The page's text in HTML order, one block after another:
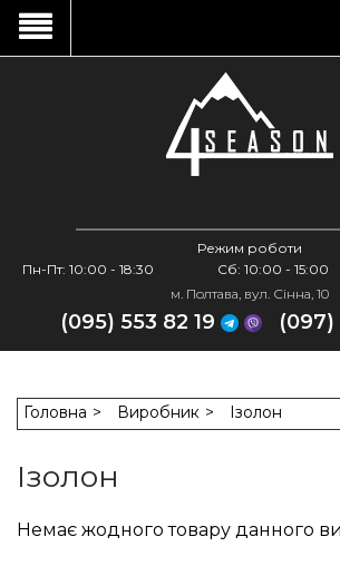
Режим роботи
Пн-Пт: 10:00 - 18:30
Сб: 10:00 - 15:00
м. Полтава, вул. Сінна, 10
(095) 553 82 19 (097)
Головна Виробник Ізолон
Ізолон
Немає жодного товару данного